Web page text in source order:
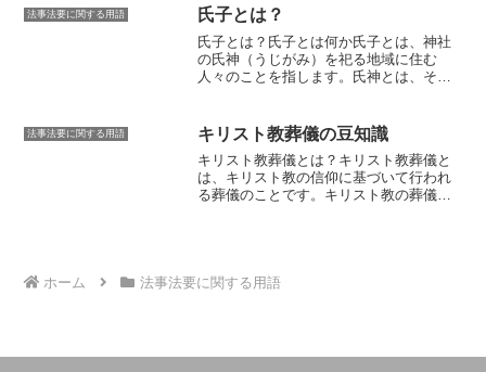
と場所などが記載されていることが多
い。訃報は、故人の遺族や親族、友人、
知人に死を知らせるために出される。ま
た、故人の死を悼むために出されること
もある。訃報は、故人の死を悼む人々の
は、故人の死を悼む人々の気持ちを表す
ものであるため、
訃報を書く際には、故
人の死を悼む気持ちを表すことが大切で
ある 。また、訃報には、故人の氏名、享
年、死亡日時、死因、葬儀の日時と場所
法事法要に関する用語 氏子とは？
氏子とは？ 氏子とは何か氏子とは、神社
の氏神（うじがみ）を祀る地域に住む
人々のことを指します。氏神とは、その
で、氏神の加護を受けるとされていま
す。氏子は、その地域に住む人々であれ
ば、誰でもなることができます。氏子に
なるためには、氏子入りの儀式を行う必
要があります。氏子入りの儀式は、神社
る人は、氏神に奉納するお金を納めるこ
法事法要に関する用語 キリスト教葬儀の豆知識
キリスト教葬儀とは？ キリスト教葬儀と
は、キリスト教の信仰に基づいて行われ
る葬儀のことです。 キリスト教の葬儀
儀ミサを行います。葬儀ミサでは、故人
ホーム 法事法要に関する用語